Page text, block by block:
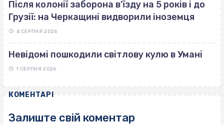
Після колонії заборона в'їзду на 5 років і до
Грузії: на Черкащині видворили іноземця
4 СЕРПНЯ 2026
Невідомі пошкодили світлову кулю в Умані
1 СЕРПНЯ 2026
КОМЕНТАРІ
Залиште свій коментар